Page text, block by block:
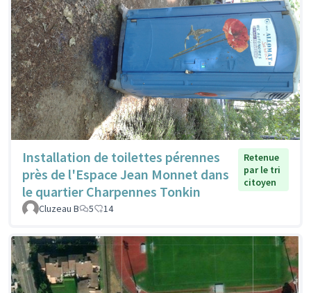
Installation de toilettes pérennes
près de l'Espace Jean Monnet dans
le quartier Charpennes Tonkin
Retenue
par le tri
citoyen
Cluzeau B 5 14